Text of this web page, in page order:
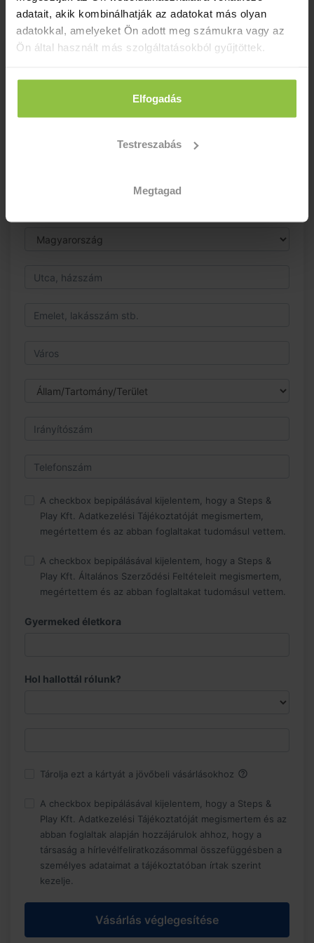
adatait, akik kombinálhatják az adatokat más olyan
adatokkal, amelyeket Ön adott meg számukra vagy az
Ön által használt más szolgáltatásokból gyűjtöttek.
Elfogadás
Testreszabás
Megtagad
4.900 Ft
A checkbox bepipálásával kijelentem, hogy a Steps &
Play Kft. Adatkezelési Tájékoztatóját megismertem,
megértettem és az abban foglaltakat tudomásul vettem.
A checkbox bepipálásával kijelentem, hogy a Steps &
Play Kft. Általános Szerződési Feltételeit megismertem,
megértettem és az abban foglaltakat tudomásul vettem.
Gyermeked életkora
Hol hallottál rólunk?
Tárolja ezt a kártyát a jövőbeli vásárlásokhoz help_outline
A checkbox bepipálásával kijelentem, hogy a Steps &
Play Kft. Adatkezelési Tájékoztatóját megismertem és az
abban foglaltak alapján hozzájárulok ahhoz, hogy a
társaság a hírlevélfeliratkozásommal összefüggésben a
személyes adataimat a tájékoztatóban írtak szerint
kezelje.